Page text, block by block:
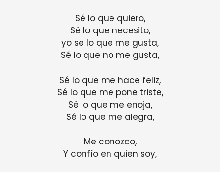
Sé lo que quiero,
Sé lo que necesito,
yo se lo que me gusta,
Sé lo que no me gusta,
Sé lo que me hace feliz,
Sé lo que me pone triste,
Sé lo que me enoja,
Sé lo que me alegra,
Me conozco,
Y confío en quien soy,